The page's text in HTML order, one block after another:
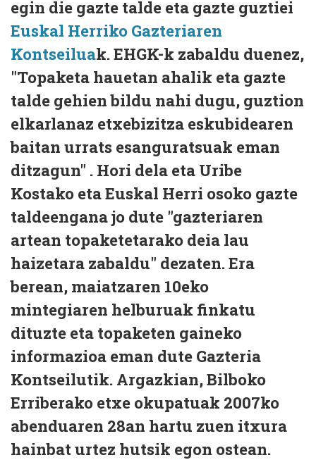
egin die gazte talde eta gazte guztiei
Euskal Herriko Gazteriaren
Kontseiluak. EHGK-k zabaldu duenez,
"Topaketa hauetan ahalik eta gazte
talde gehien bildu nahi dugu, guztion
elkarlanaz etxebizitza eskubidearen
baitan urrats esanguratsuak eman
ditzagun" . Hori dela eta Uribe
Kostako eta Euskal Herri osoko gazte
taldeengana jo dute "gazteriaren
artean topaketetarako deia lau
haizetara zabaldu" dezaten. Era
berean, maiatzaren 10eko
mintegiaren helburuak finkatu
dituzte eta topaketen gaineko
informazioa eman dute Gazteria
Kontseilutik. Argazkian, Bilboko
Erriberako etxe okupatuak 2007ko
abenduaren 28an hartu zuen itxura
hainbat urtez hutsik egon ostean.